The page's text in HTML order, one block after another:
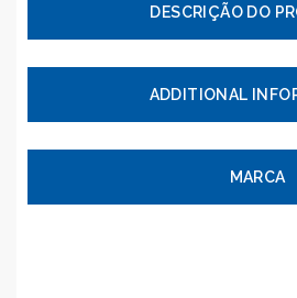
ADDITIONAL
MARCA